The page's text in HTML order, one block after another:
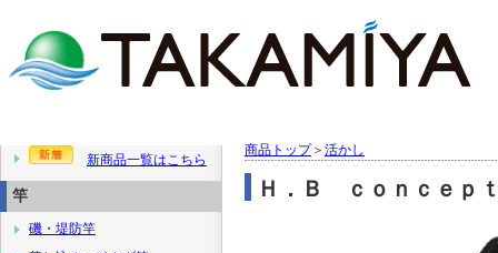
商品トップ＞ 活かし
Ｈ．Ｂ ｃｏｎｃｅｐ
新商品一覧はこちら
竿
磯・堤防竿